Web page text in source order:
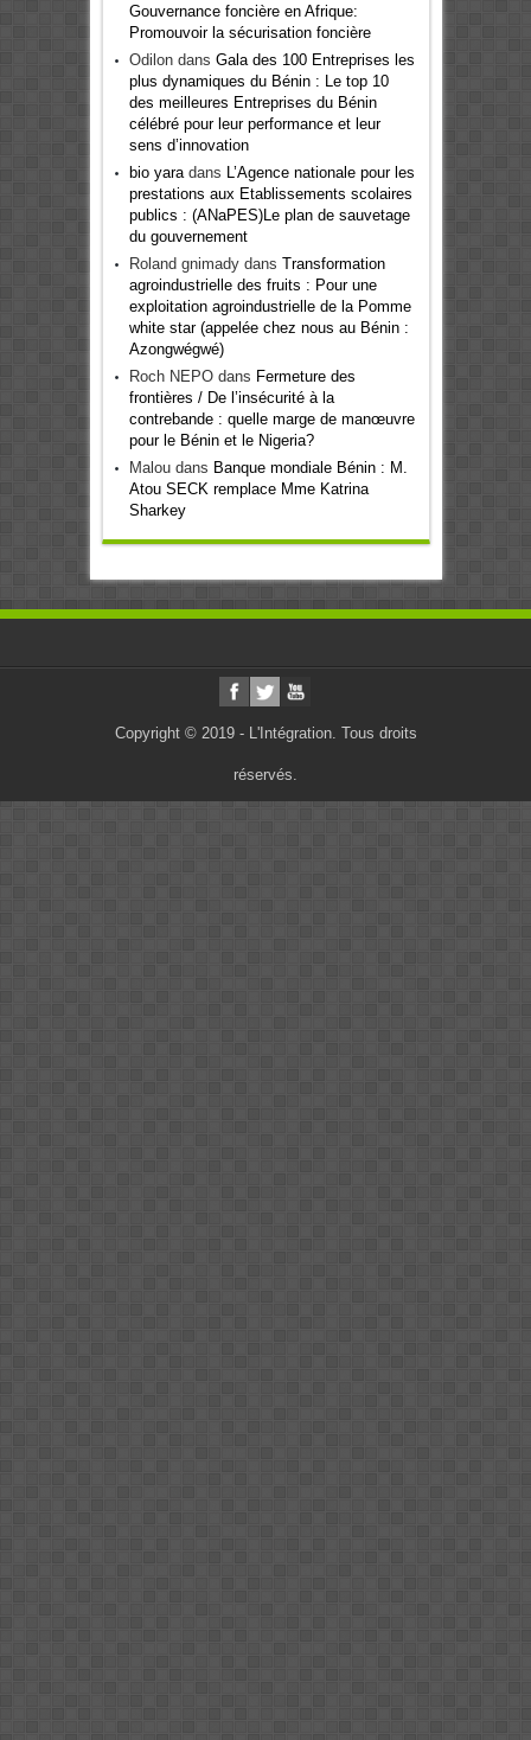
Gouvernance foncière en Afrique:
Promouvoir la sécurisation foncière
Odilondans Gala des 100 Entreprises les
plus dynamiques du Bénin : Le top 10
des meilleures Entreprises du Bénin
célébré pour leur performance et leur
sens d’innovation
bio yaradans
L’Agence nationale pour les
prestations aux Etablissements scolaires
publics : (ANaPES)Le plan de sauvetage
du gouvernement
Roland gnimadydans Transformation
agroindustrielle des fruits : Pour une
exploitation agroindustrielle de la Pomme
white star (appelée chez nous au Bénin :
Azongwégwé)
Roch NEPOdans Fermeture des
frontières / De l’insécurité à la
contrebande : quelle marge de manœuvre
pour le Bénin et le Nigeria?
Maloudans Banque mondiale Bénin : M.
Atou SECK remplace Mme Katrina
Sharkey
Copyright © 2019 - L'Intégration. Tous droits
réservés.